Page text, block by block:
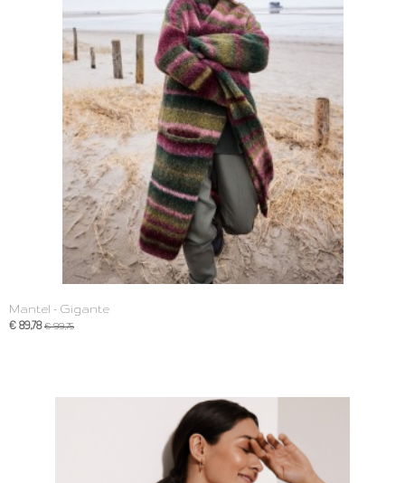
Mantel - Gigante
€ 89,78 € 99,75